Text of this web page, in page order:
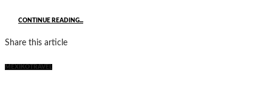
CONTINUE READING...
Share this article
MEXIKO TRAVEL